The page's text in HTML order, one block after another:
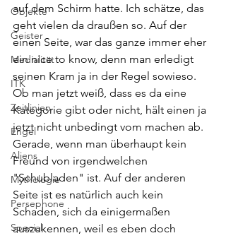
Objekte
Geister
Medialität
ITK
Zeitlinien
Engel
Aliens
Mythologie
Persephone
Special
auf dem Schirm hatte. Ich schätze, das
geht vielen da draußen so. Auf der
einen Seite, war das ganze immer eher
ein nice to know, denn man erledigt
seinen Kram ja in der Regel sowieso.
Ob man jetzt weiß, dass es da eine
Kategorie gibt oder nicht, hält einen ja
jetzt nicht unbedingt vom machen ab.
Gerade, wenn man überhaupt kein
Freund von irgendwelchen
"Schubladen" ist. Auf der anderen
Seite ist es natürlich auch kein
Schaden, sich da einigermaßen
auszukennen, weil es eben doch